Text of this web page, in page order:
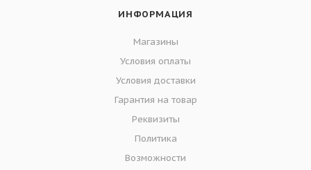
ИНФОРМАЦИЯ
Магазины
Условия оплаты
Условия доставки
Гарантия на товар
Реквизиты
Политика
Возможности